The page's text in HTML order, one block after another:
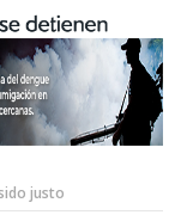
justo